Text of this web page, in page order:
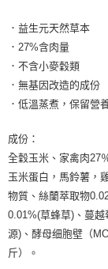
．益生元天然草本
．27%含肉量
．不含小麥穀類
．無基因改造的成份
．低溫蒸煮，保留營
成份：
全穀玉米、家禽肉27
玉米蛋白，馬鈴薯，
物質、絲蘭萃取物
0.01%(草蜂草)、蔓
源)、酵母细胞壁（
斤）。